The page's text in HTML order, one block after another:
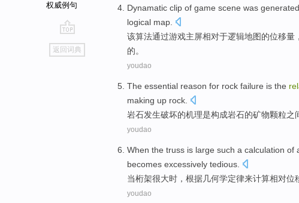
权威例句
go
top
返回词典
Dynamatic clip of game scene was generated
logical map.
该算法通过游戏主屏相对于逻辑地图的位移量
的。
youdao
The essential reason for rock failure is the
making up rock.
岩石发生破坏的机理是构成岩石的矿物颗粒之
youdao
When the truss is large such a calculation of
becomes excessively tedious
当桁架很大时， 根据几何学定律来计算相对位
youdao